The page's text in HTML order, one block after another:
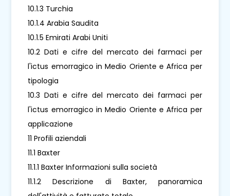
10.1.3 Turchia
10.1.4 Arabia Saudita
10.1.5 Emirati Arabi Uniti
10.2 Dati e cifre del mercato dei farmaci per
l'ictus emorragico in Medio Oriente e Africa per
tipologia
10.3 Dati e cifre del mercato dei farmaci per
l'ictus emorragico in Medio Oriente e Africa per
applicazione
11 Profili aziendali
11.1 Baxter
11.1.1 Baxter Informazioni sulla società
11.1.2 Descrizione di Baxter, panoramica